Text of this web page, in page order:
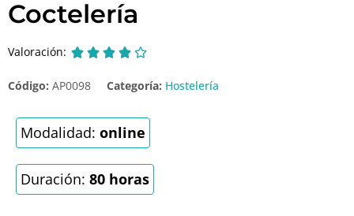
Coctelería
Valoración:     
Código: AP0098 Categoría: Hostelería
Modalidad: online
Duración: 80 horas